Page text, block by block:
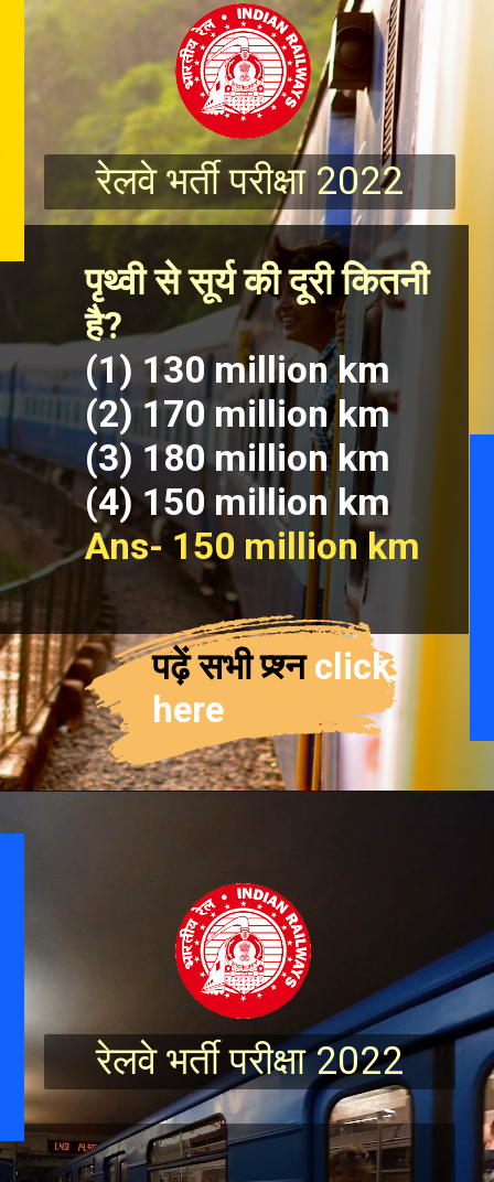
रेलवे भर्ती परीक्षा 2022
पृथ्वी से सूर्य की दूरी कितनी
है?
(1) 130 million km
(2) 170 million km
(3) 180 million km
(4) 150 million km
Ans- 150 million km
पढ़ें सभी प्र्श्न click
here
रेलवे भर्ती परीक्षा 2022